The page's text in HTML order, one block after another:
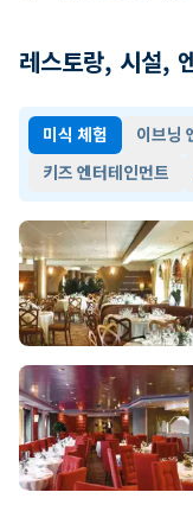
레스토랑, 시설,
미식 체험 이브닝
키즈 엔터테인먼트